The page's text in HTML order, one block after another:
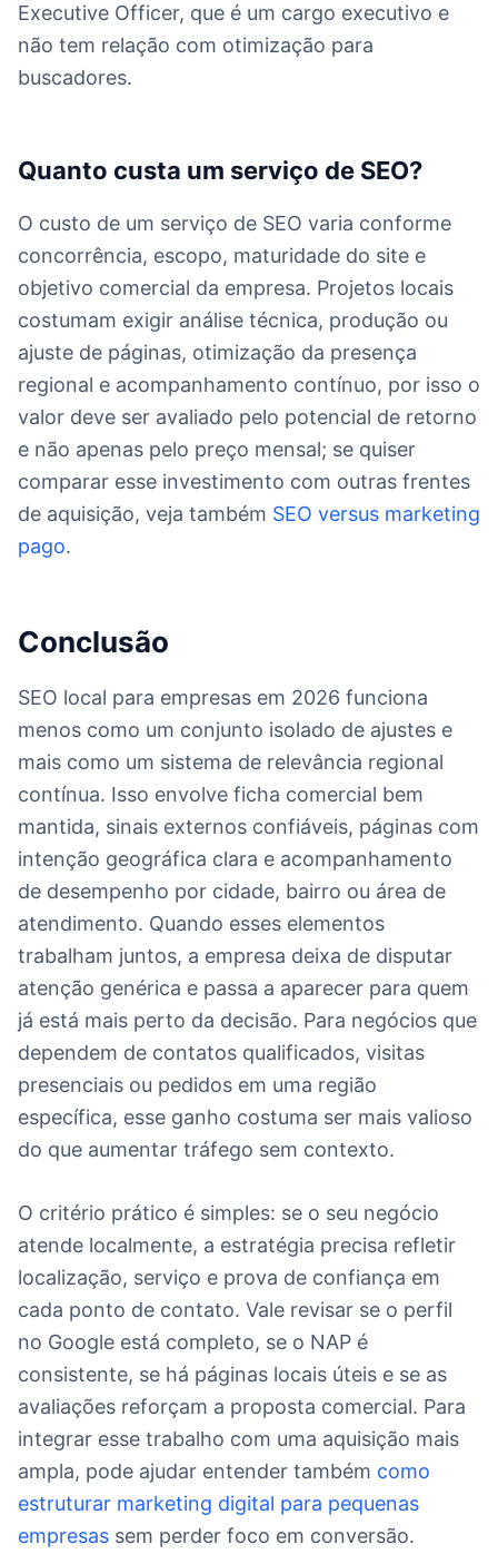
Executive Officer, que é um cargo executivo e
não tem relação com otimização para
buscadores.
Quanto custa um serviço de SEO?
O custo de um serviço de SEO varia conforme
concorrência, escopo, maturidade do site e
objetivo comercial da empresa. Projetos locais
costumam exigir análise técnica, produção ou
ajuste de páginas, otimização da presença
regional e acompanhamento contínuo, por isso o
valor deve ser avaliado pelo potencial de retorno
e não apenas pelo preço mensal; se quiser
comparar esse investimento com outras frentes
de aquisição, veja também SEO versus marketing
pago.
Conclusão
SEO local para empresas em 2026 funciona
menos como um conjunto isolado de ajustes e
mais como um sistema de relevância regional
contínua. Isso envolve ficha comercial bem
mantida, sinais externos confiáveis, páginas com
intenção geográfica clara e acompanhamento
de desempenho por cidade, bairro ou área de
atendimento. Quando esses elementos
trabalham juntos, a empresa deixa de disputar
atenção genérica e passa a aparecer para quem
já está mais perto da decisão. Para negócios que
dependem de contatos qualificados, visitas
presenciais ou pedidos em uma região
específica, esse ganho costuma ser mais valioso
do que aumentar tráfego sem contexto.
O critério prático é simples: se o seu negócio
atende localmente, a estratégia precisa refletir
localização, serviço e prova de confiança em
cada ponto de contato. Vale revisar se o perfil
no Google está completo, se o NAP é
consistente, se há páginas locais úteis e se as
avaliações reforçam a proposta comercial. Para
integrar esse trabalho com uma aquisição mais
ampla, pode ajudar entender também como
estruturar marketing digital para pequenas
empresas sem perder foco em conversão.